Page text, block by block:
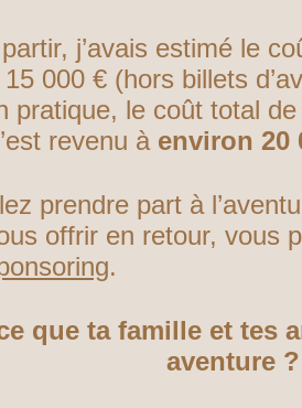
j’avais estimé le
000 € (hors billets
pratique, le coût total
revenu à environ 20
prendre part à
offrir en retour, vous
.
que ta famille et tes
aventure ?